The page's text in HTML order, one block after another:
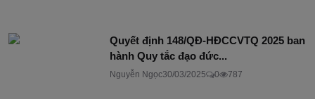
Quyết định 148/QĐ-HĐCCVTQ 2025 ban
hành Quy tắc đạo đức...
Nguyễn Ngọc30/03/2025 0 787